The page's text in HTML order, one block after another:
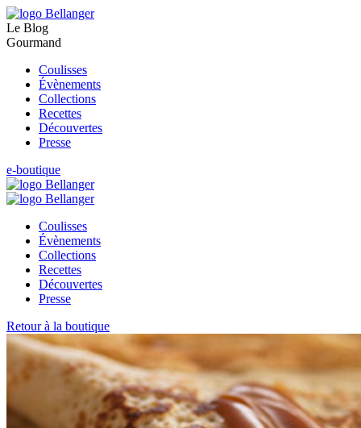
Le Blog
Gourmand
Coulisses
Évènements
Collections
Recettes
Découvertes
Presse
e-boutique
Coulisses
Évènements
Collections
Recettes
Découvertes
Presse
Retour à la boutique